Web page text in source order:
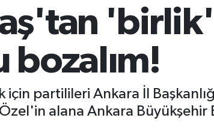
bozalım!
için partilileri Ankara İl
alana Ankara Büyükşehir